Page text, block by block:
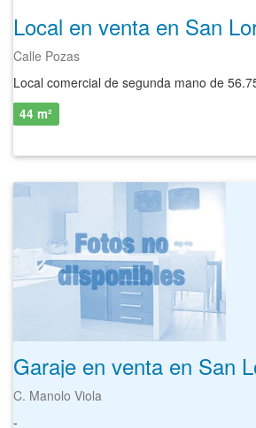
Calle Pozas
44 m²
C. Manolo Viola
-